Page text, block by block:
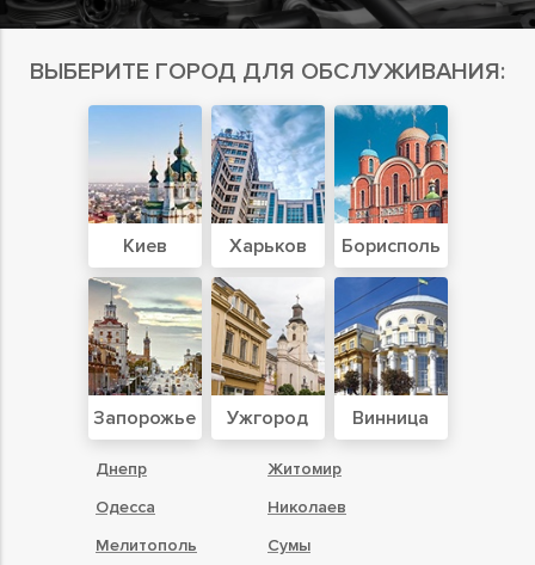
ВЫБЕРИТЕ ГОРОД ДЛЯ ОБСЛУЖИВАНИЯ:
Киев Харьков Борисполь
Запорожье Ужгород Винница
Днепр
Житомир
Одесса
Николаев
Мелитополь
Сумы